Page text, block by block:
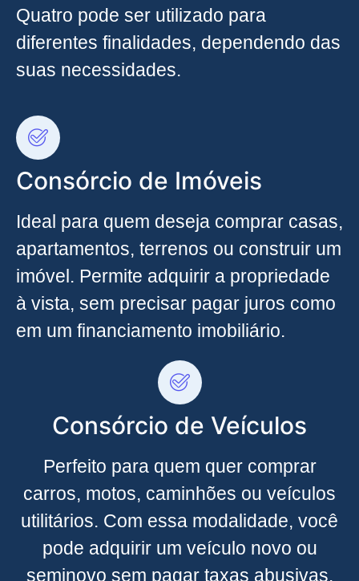
Quatro pode ser utilizado para
diferentes finalidades, dependendo das
suas necessidades.
Consórcio de Imóveis
Ideal para quem deseja comprar casas,
apartamentos, terrenos ou construir um
imóvel. Permite adquirir a propriedade
à vista, sem precisar pagar juros como
em um financiamento imobiliário.
Consórcio de Veículos
Perfeito para quem quer comprar
carros, motos, caminhões ou veículos
utilitários. Com essa modalidade, você
pode adquirir um veículo novo ou
seminovo sem pagar taxas abusivas.